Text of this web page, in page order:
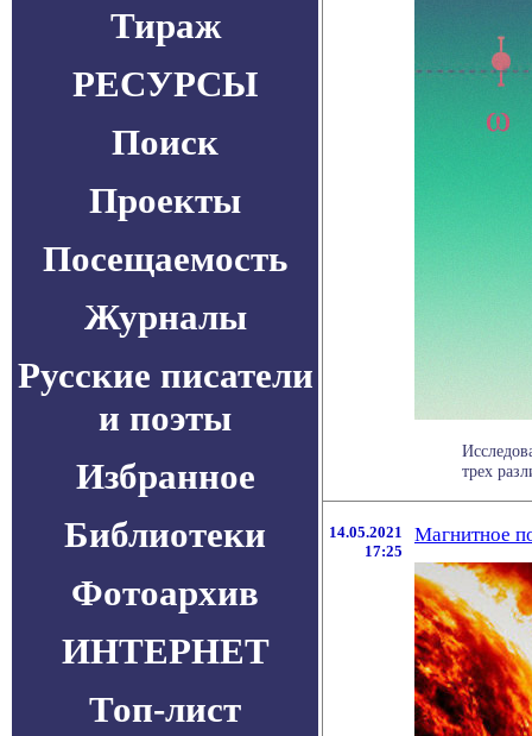
Тираж
РЕСУРСЫ
Поиск
Проекты
Посещаемость
Журналы
Русские писатели
и поэты
Избранное
Библиотеки
Фотоархив
ИНТЕРНЕТ
Топ-лист
трех
14.05.2021
17:25
Магнитное